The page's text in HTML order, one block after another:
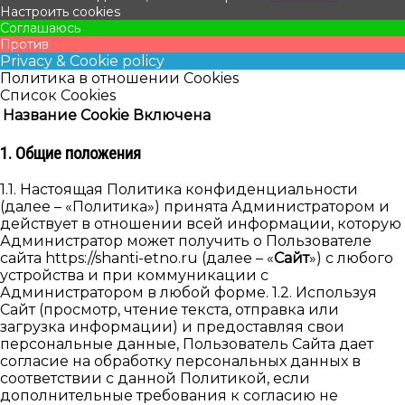
Настроить cookies
Соглашаюсь
Против
Privacy & Cookie policy
Политика в отношении Cookies
Список Cookies
Название Cookie Включена
1. Общие положения
1.1. Настоящая Политика конфиденциальности
(далее – «Политика») принята Администратором и
действует в отношении всей информации, которую
Администратор может получить о Пользователе
сайта https://shanti-etno.ru (далее – «Сайт») с любого
устройства и при коммуникации с
Администратором в любой форме. 1.2. Используя
Cайт (просмотр, чтение текста, отправка или
загрузка информации) и предоставляя свои
персональные данные, Пользователь Сайта дает
согласие на обработку персональных данных в
соответствии с данной Политикой, если
дополнительные требования к согласию не